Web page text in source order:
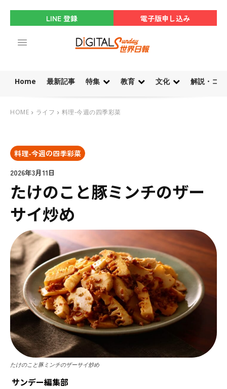
LINE 登録 電子版申し込み
Home 最新記事 特集 教育 文化 解説・コ
HOME ライフ 料理-今週の四季彩菜
料理-今週の四季彩菜
2026年3月11日
たけのこと豚ミンチのザー
サイ炒め
たけのこと豚ミンチのザーサイ炒め
サンデー編集部